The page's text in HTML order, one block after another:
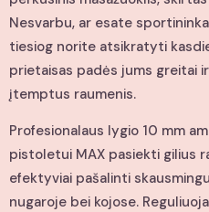
Nesvarbu, ar esate
tiesiog norite atsikratyti
prietaisas padės jums greitai
įtemptus raumenis.
Profesionalaus lygio 10 mm
pistoletui MAX pasiekti gilius
efektyviai pašalinti
nugaroje bei kojose.